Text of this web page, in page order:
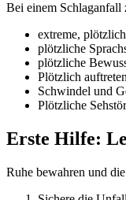
Bei einem Schlaganfall
extreme,
plötzliche
plötzliche
Plötzlich
Schwindel und
Plötzliche
Erste Hilfe:
Ruhe bewahren und